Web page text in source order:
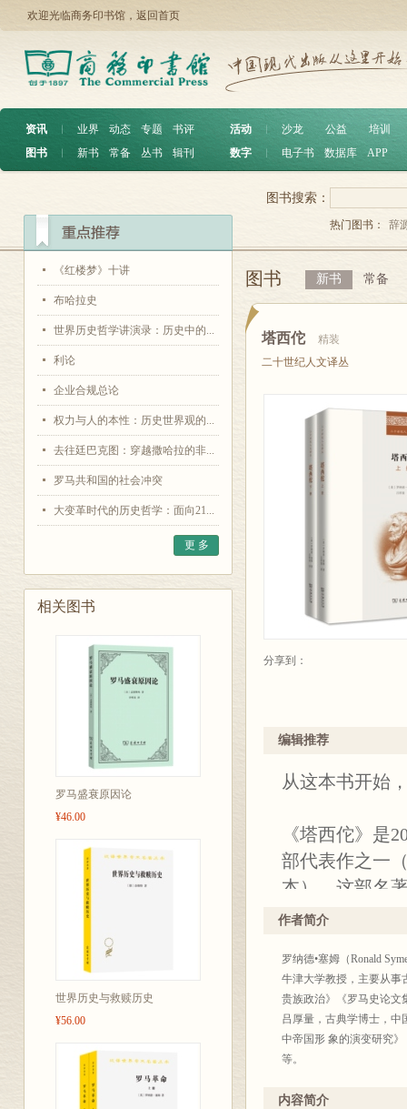
欢迎光临商务印书馆， 返回首页
资讯 ︱ 业界 动态 专题
书评
图书
︱ 新书 常备 丛书 辑刊
活动 沙龙 公益
培训
数字
电子书 数据库 APP
《红楼梦》十讲
布哈拉史
世界历史哲学讲演录：历史中的...
利论
企业合规总论
权力与人的本性：历史世界观的...
去往廷巴克图：穿越撒哈拉的非...
罗马共和国的社会冲突
大变革时代的历史哲学：面向21...
更 多
相关图书
罗马盛衰原因论
¥46.00
世界历史与救赎历史
¥56.00
图书搜索：
热门图书： 辞
图书 新书 常备
塔西佗
精装
二十世纪人文译丛
分享到：
编辑推荐
从这本书开始
《塔西佗》是
部代表作之一
本）。这部名
西佗现存全部
集》等能够反
典学界研究塔
然而，《塔西
窄的传记作品
家，同时也是
作者简介
罗纳德•塞姆（Ronald
牛津大学教授，主要从事
贵族政治》《罗马史论文
吕厚量，古典学博士，中
中帝国形 象的演变研究
等。
内容简介